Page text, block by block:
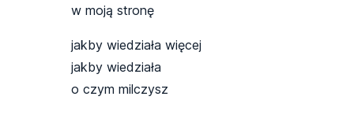
w moją stronę
jakby wiedziała więcej
jakby wiedziała
o czym milczysz